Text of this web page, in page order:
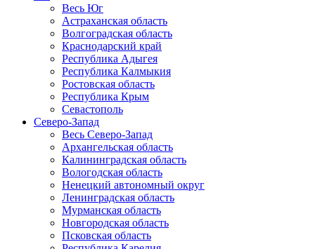
Весь Юг
Астраханская область
Волгоградская область
Краснодарский край
Республика Адыгея
Республика Калмыкия
Ростовская область
Республика Крым
Севастополь
Северо-Запад
Весь Северо-Запад
Архангельская область
Калининградская область
Вологодская область
Ненецкий автономный округ
Ленинградская область
Мурманская область
Новгородская область
Псковская область